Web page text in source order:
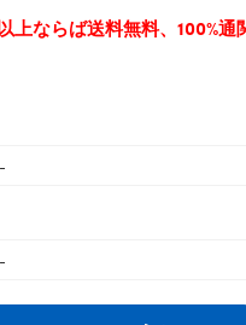
上ならば送料無料、100%